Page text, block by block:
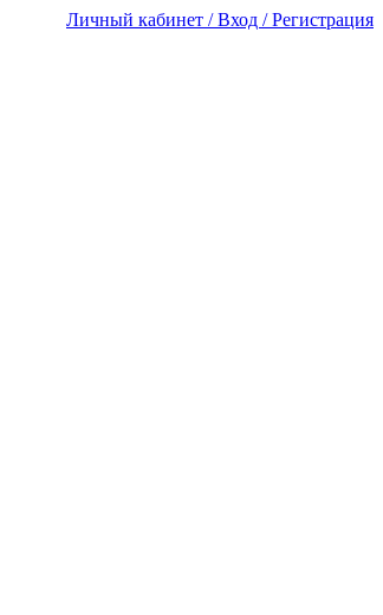
Личный кабинет / Вход / Регистрация